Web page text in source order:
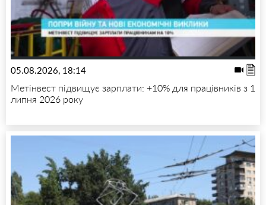
05.08.2026, 18:14
Метінвест підвищує зарплати: +10% для працівників з 1
липня 2026 року